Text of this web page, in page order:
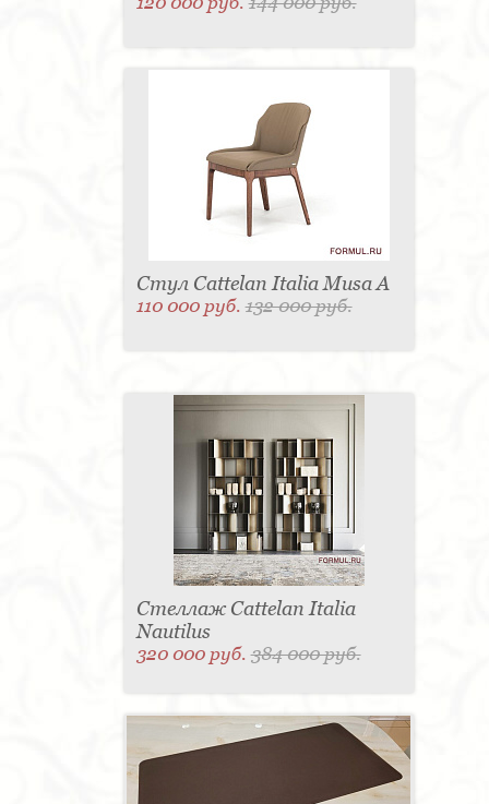
Стул Cattelan Italia Musa A
110 000 руб.132 000 руб.
Стеллаж Cattelan Italia
Nautilus
320 000 руб.384 000 руб.